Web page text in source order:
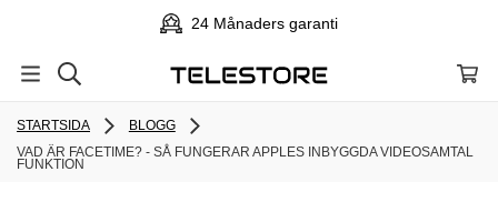
24 Månaders garanti
STARTSIDA
BLOGG
VAD ÄR FACETIME? - SÅ FUNGERAR APPLES INBYGGDA VIDEOSAMTAL
FUNKTION